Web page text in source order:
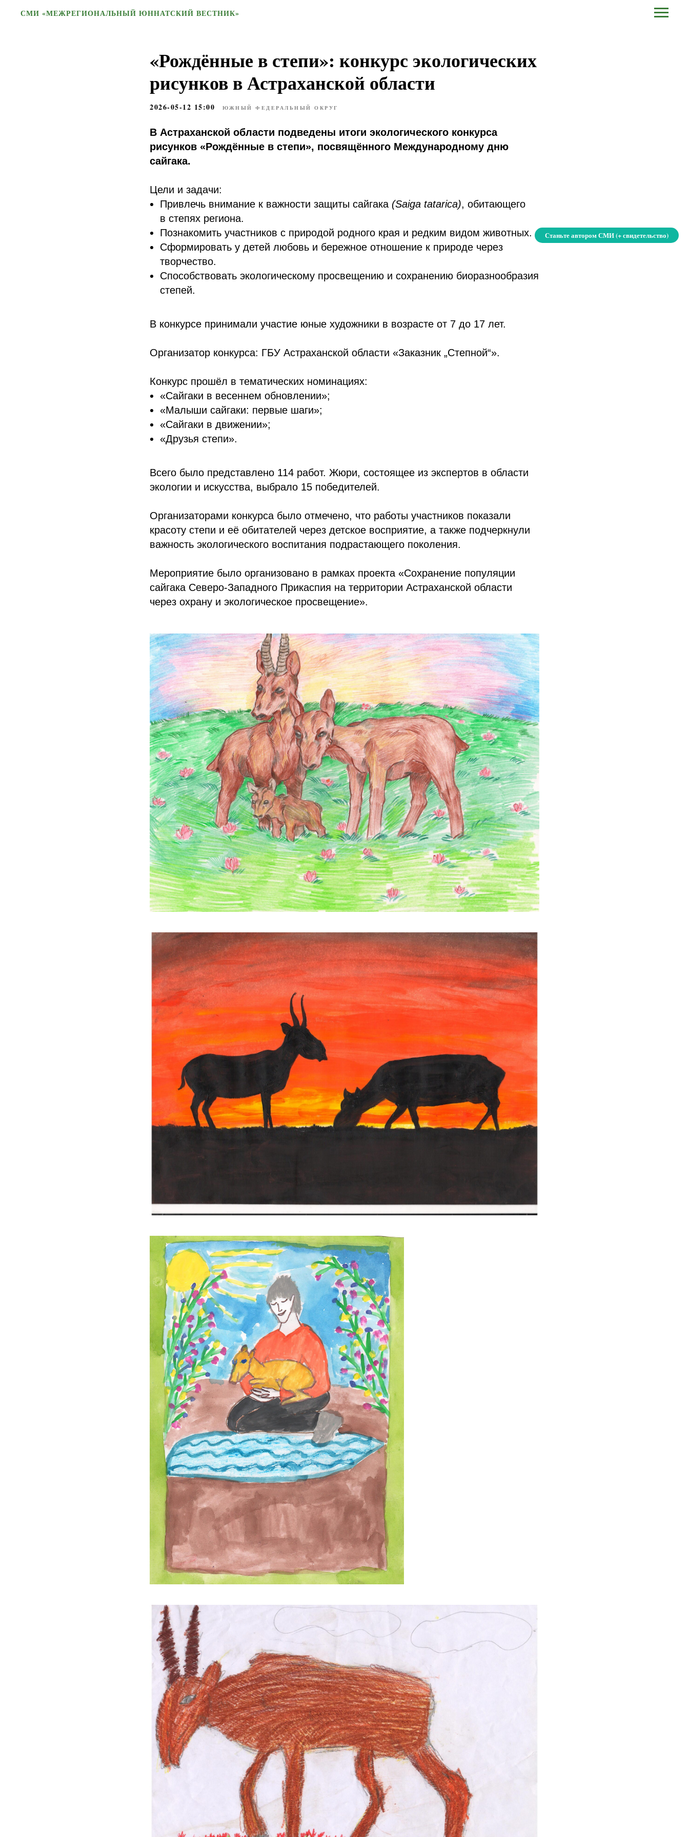
СМИ «МЕЖРЕГИОНАЛЬНЫЙ ЮННАТСКИЙ ВЕСТНИК»
Станьте автором СМИ (+ свидетельство)
«Рождённые в степи»: конкурс экологических
рисунков в Астраханской области
2026-05-12 15:00 ЮЖНЫЙ ФЕДЕРАЛЬНЫЙ ОКРУГ
В Астраханской области подведены итоги экологического конкурса
рисунков «Рождённые в степи», посвящённого Международному дню
сайгака.
Цели и задачи:
Привлечь внимание к важности защиты сайгака (Saiga tatarica), обитающего
в степях региона.
Познакомить участников с природой родного края и редким видом животных.
Сформировать у детей любовь и бережное отношение к природе через
творчество.
Способствовать экологическому просвещению и сохранению биоразнообразия
степей.
В конкурсе принимали участие юные художники в возрасте от 7 до 17 лет.
Организатор конкурса: ГБУ Астраханской области «Заказник „Степной“».
Конкурс прошёл в тематических номинациях:
«Сайгаки в весеннем обновлении»;
«Малыши сайгаки: первые шаги»;
«Сайгаки в движении»;
«Друзья степи».
Всего было представлено 114 работ. Жюри, состоящее из экспертов в области
экологии и искусства, выбрало 15 победителей.
Организаторами конкурса было отмечено, что работы участников показали
красоту степи и её обитателей через детское восприятие, а также подчеркнули
важность экологического воспитания подрастающего поколения.
Мероприятие было организовано в рамках проекта «Сохранение популяции
сайгака Северо-Западного Прикаспия на территории Астраханской области
через охрану и экологическое просвещение».